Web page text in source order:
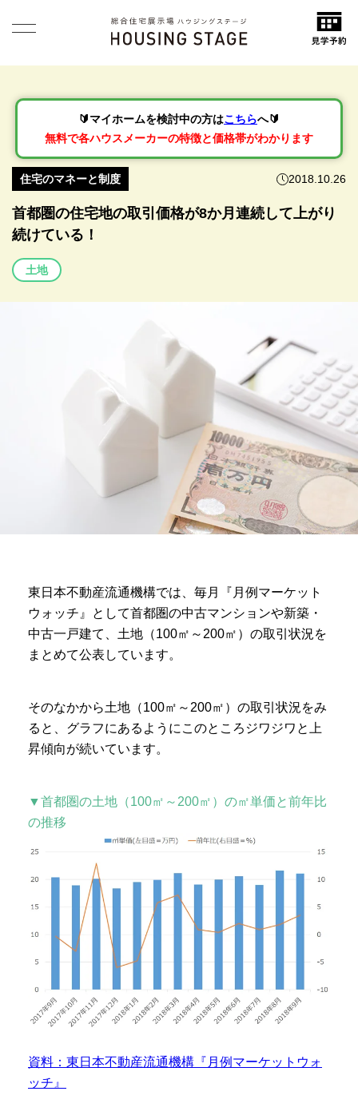
🔰マイホームを検討中の方はこちらへ🔰
無料で各ハウスメーカーの特徴と価格帯がわかります
住宅のマネーと制度 2018.10.26
首都圏の住宅地の取引価格が8か月連続して上がり
続けている！
土地
東日本不動産流通機構では、毎月『月例マーケット
ウォッチ』として首都圏の中古マンションや新築・
中古一戸建て、土地（100㎡～200㎡）の取引状況を
まとめて公表しています。
そのなかから土地（100㎡～200㎡）の取引状況をみ
ると、グラフにあるようにこのところジワジワと上
昇傾向が続いています。
▼首都圏の土地（100㎡～200㎡）の㎡単価と前年比
の推移
資料：東日本不動産流通機構『月例マーケットウォ
ッチ』